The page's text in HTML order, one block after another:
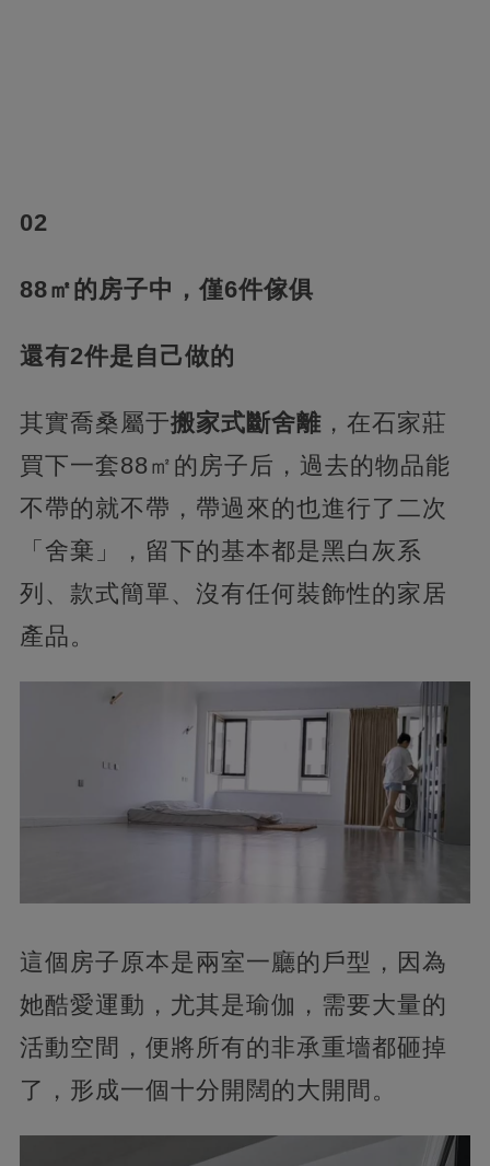
02
88㎡的房子中，僅6件傢俱
還有2件是自己做的
其實喬桑屬于搬家式斷舍離，在石家莊
買下一套88㎡的房子后，過去的物品能
不帶的就不帶，帶過來的也進行了二次
「舍棄」，留下的基本都是黑白灰系
列、款式簡單、沒有任何裝飾性的家居
產品。
這個房子原本是兩室一廳的戶型，因為
她酷愛運動，尤其是瑜伽，需要大量的
活動空間，便將所有的非承重墻都砸掉
了，形成一個十分開闊的大開間。